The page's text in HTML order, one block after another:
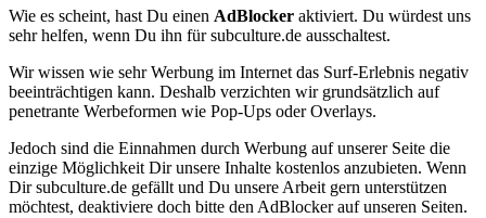
Wie es scheint, hast Du einen AdBlocker aktiviert. Du würdest uns
sehr helfen, wenn Du ihn für subculture.de ausschaltest.
Wir wissen wie sehr Werbung im Internet das Surf-Erlebnis negativ
beeinträchtigen kann. Deshalb verzichten wir grundsätzlich auf
penetrante Werbeformen wie Pop-Ups oder Overlays.
Jedoch sind die Einnahmen durch Werbung auf unserer Seite die
einzige Möglichkeit Dir unsere Inhalte kostenlos anzubieten. Wenn
Dir subculture.de gefällt und Du unsere Arbeit gern unterstützen
möchtest, deaktiviere doch bitte den AdBlocker auf unseren Seiten.